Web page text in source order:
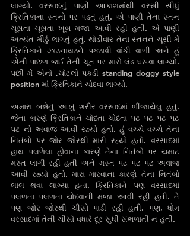
લાગ્યો. વરસાદનું પાણી આકાશમાંથી વરસી સીધું
ક્રિતિકાના સ્તનો પર પડતું હતું. એ પાણી તેના સ્તન
ચૂસતા ચૂસતા ખૂબ મજા આવી રહી હતી. એ પાણી
અત્યંત મીઠું લાગતું હતું. થોડીવાર તેના સ્તનને ચૂસી મેં
ક્રિતિકાને ઝાડનાથડને પકડાવી વાંકી વાળી અને હું
એની પાછળ જઈ તેની ચૂત પર મારો લંડ ઘસવા લાગ્યો.
પછી મેં એનો ,ચોટલો પકડી standing doggy style
position માં ક્રિતિકાને ચોદવા લાગ્યો.
અમારા બન્નેનું આખું શરીર વરસાદમાં ભીંજાયેલુ હતું.
જેના કારણે ક્રિતિકાને ચોદતા ચોદતા પટ પટ પટ પટ
પટ નો અવાજ આવી રહ્યો હતો. હું વચ્ચે વચ્ચે તેના
નિતંબો પર જોર જોરથી મારી રહ્યો હતો. વરસાદમાં
હાથ પલળેલા હોવાના કારણે તેના નિતંબો પર ચમાટ
મસ્ત લાગી રહી હતી અને મસ્ત પટ પટ પટ અવાજ
આવી રહ્યો હતો. મારા મારવાના કારણે તેના નિતંબો
લાલ થવા લાગ્યા હતા. ક્રિતિકાને પણ વરસાદમાં
પલળતા પલળતા ચોદવાની મજા આવી રહી હતી. તે
પણ જોર જોરથી ચીસો પાડી રહી હતી. પણ, ધોમ
વરસાદમાં તેની ચીસો વધારે દૂર સુધી સંભળાતી ન હતી.